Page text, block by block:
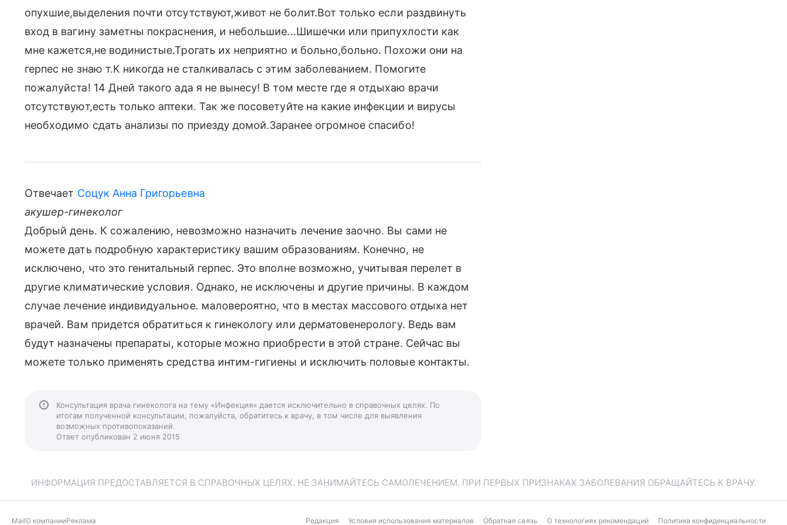
опухшие,выделения почти отсутствуют,живот не болит.Вот только если раздвинуть
вход в вагину заметны покраснения, и небольшие...Шишечки или припухлости как
мне кажется,не водинистые.Трогать их неприятно и больно,больно. Похожи они на
герпес не знаю т.К никогда не сталкивалась с этим заболеванием. Помогите
пожалуйста! 14 Дней такого ада я не вынесу! В том месте где я отдыхаю врачи
отсутствуют,есть только аптеки. Так же посоветуйте на какие инфекции и вирусы
необходимо сдать анализы по приезду домой.Заранее огромное спасибо!
Отвечает Соцук Анна Григорьевна
акушер-гинеколог
Добрый день. К сожалению, невозможно назначить лечение заочно. Вы сами не
можете дать подробную характеристику вашим образованиям. Конечно, не
исключено, что это генитальный герпес. Это вполне возможно, учитывая перелет в
другие климатические условия. Однако, не исключены и другие причины. В каждом
случае лечение индивидуальное. маловероятно, что в местах массового отдыха нет
врачей. Вам придется обратиться к гинекологу или дерматовенерологу. Ведь вам
будут назначены препараты, которые можно приобрести в этой стране. Сейчас вы
можете только применять средства интим-гигиены и исключить половые контакты.
Консультация врача гинеколога на тему «Инфекция» дается исключительно в справочных целях. По
итогам полученной консультации, пожалуйста, обратитесь к врачу, в том числе для выявления
возможных противопоказаний.
Ответ опубликован 2 июня 2015
ИНФОРМАЦИЯ ПРЕДОСТАВЛЯЕТСЯ В СПРАВОЧНЫХ ЦЕЛЯХ. НЕ ЗАНИМАЙТЕСЬ САМОЛЕЧЕНИЕМ. ПРИ ПЕРВЫХ ПРИЗНАКАХ ЗАБОЛЕВАНИЯ ОБРАЩАЙТЕСЬ К ВРАЧУ.
MailО компанииРеклама Редакция Условия использования материалов Обратная связь О технологиях рекомендаций Политика конфиденциальности